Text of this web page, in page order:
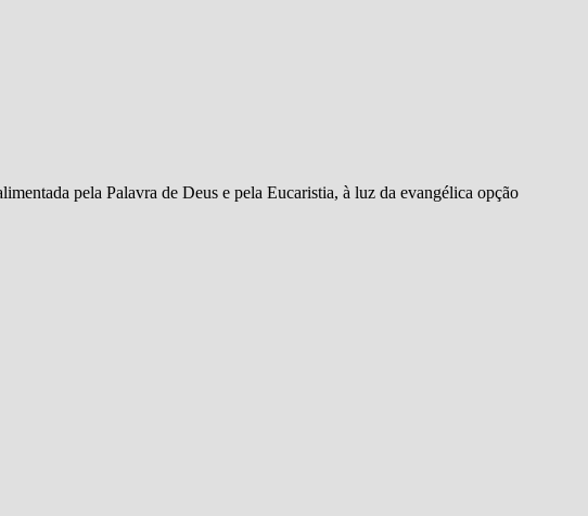
pela Palavra de Deus e pela Eucaristia, à luz da evangélica opção